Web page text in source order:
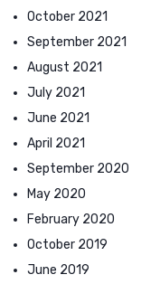
October 2021
September 2021
August 2021
July 2021
June 2021
April 2021
September 2020
May 2020
February 2020
October 2019
June 2019